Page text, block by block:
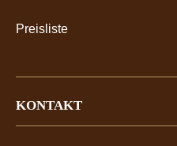
Preisliste
KONTAKT